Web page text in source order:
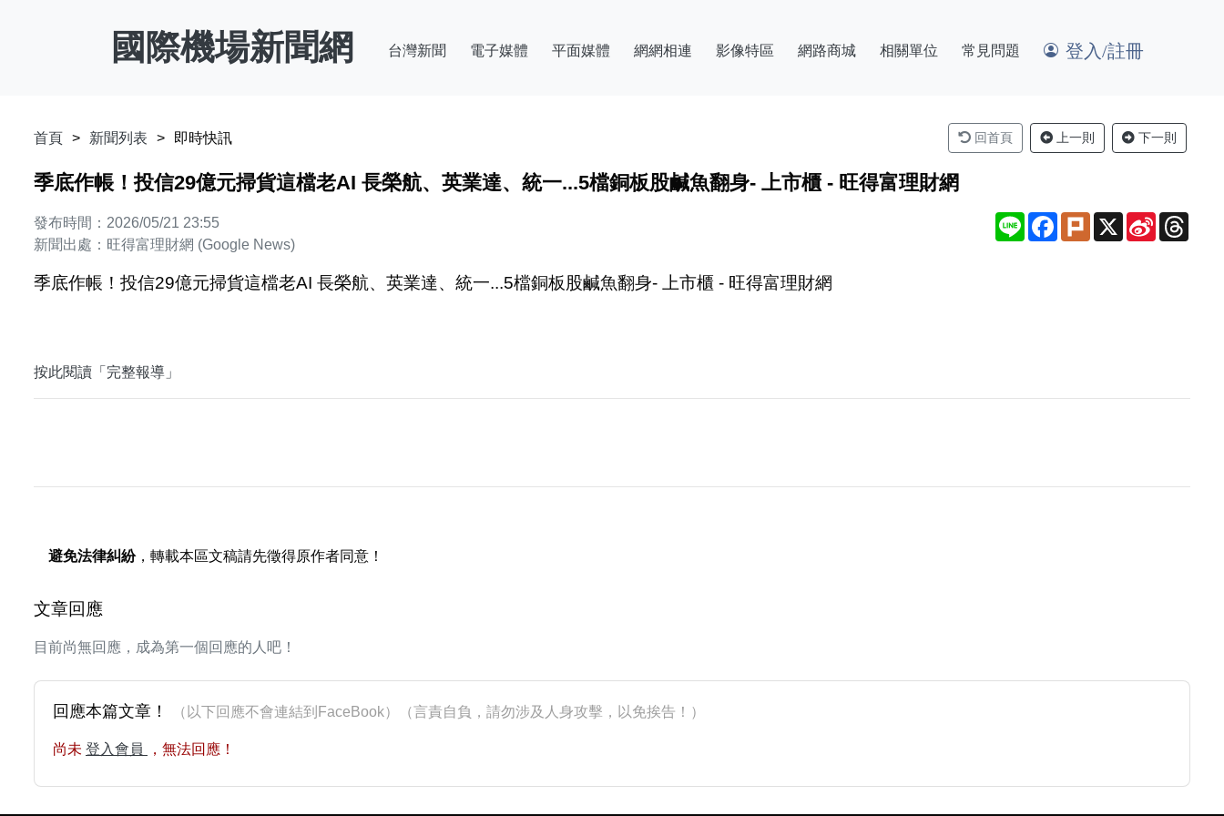
國際機場新聞網 台灣新聞 電子媒體 平面媒體 網網相連 影像特區 網路商城 相關單位 常見問題 登入/註冊
首頁 新聞列表 即時快訊 回首頁 上一則 下一則
季底作帳！投信29億元掃貨這檔老AI 長榮航、英業達、統一...5檔銅板股鹹魚翻身- 上市櫃 - 旺得富理財網
發布時間：2026/05/21 23:55
新聞出處：旺得富理財網 (Google News)
Line Facebook
Plurk X
Sina
Weibo
季底作帳！投信29億元掃貨這檔老AI 長榮航、英業達、統一...5檔銅板股鹹魚翻身- 上市櫃 - 旺得富理財網
按此閱讀「完整報導」
避免法律糾紛，轉載本區文稿請先徵得原作者同意！
文章回應
目前尚無回應，成為第一個回應的人吧！
回應本篇文章！ （以下回應不會連結到FaceBook）（言責自負，請勿涉及人身攻擊，以免挨告！）
尚未 登入會員 ，無法回應！